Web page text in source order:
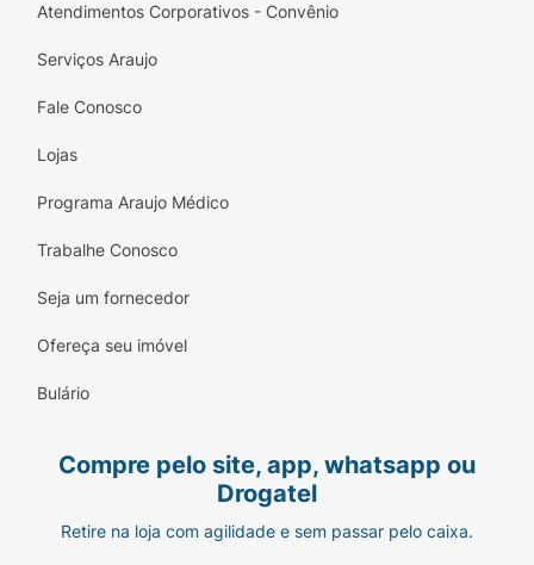
Personagens Favoritos:
duas escovas
criança a escovar os dentes diariamente.
Conteúdo da Embalagem:
Condor Júnior Macias (Cores Sortidas:
Cinza/Rosa e Laranja/Bege).
cada refeição ou conforme orientação do seu
antes, se as cerdas estiverem gastas.
Atendimentos Corporativos - Convênio
Serviços Araujo
Fale Conosco
Lojas
Programa Araujo Médico
Trabalhe Conosco
Seja um fornecedor
Ofereça seu imóvel
Bulário
Compre pelo site, app, whatsapp ou
Drogatel
Retire na loja com agilidade e sem passar pelo caixa.